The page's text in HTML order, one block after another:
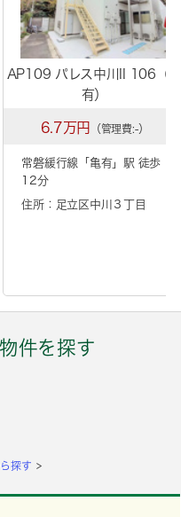
AP109 パレス中川II 106（
有）
6.7万円 （管理費:-）
常磐緩行線「 亀有」駅 徒歩
12分
住所：足立区中川３丁目
件を探す
探す